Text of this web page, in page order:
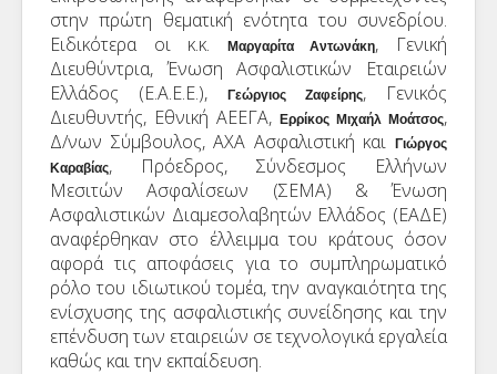
στην πρώτη θεματική ενότητα του συνεδρίου.
Ειδικότερα οι κ.κ.
Μαργαρίτα Αντωνάκη, Γενική
Διευθύντρια, Ένωση Ασφαλιστικών Εταιρειών
Ελλάδος (Ε.Α.Ε.Ε.),
Γεώργιος Ζαφείρης, Γενικός
Διευθυντής, Εθνική ΑΕΕΓΑ,
Ερρίκος Μιχαήλ Μοάτσος,
Δ/νων Σύμβουλος, ΑΧΑ Ασφαλιστική και
Γιώργος
Καραβίας, Πρόεδρος, Σύνδεσμος Ελλήνων
Μεσιτών Ασφαλίσεων (ΣΕΜΑ) & Ένωση
Ασφαλιστικών Διαμεσολαβητών Ελλάδος (ΕΑΔΕ)
αναφέρθηκαν στο έλλειμμα του κράτους όσον
αφορά τις αποφάσεις για το συμπληρωματικό
ρόλο του ιδιωτικού τομέα, την αναγκαιότητα της
ενίσχυσης της ασφαλιστικής συνείδησης και την
επένδυση των εταιρειών σε τεχνολογικά εργαλεία
καθώς και την εκπαίδευση.